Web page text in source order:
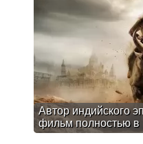
Автор индийского
фильм полностью в